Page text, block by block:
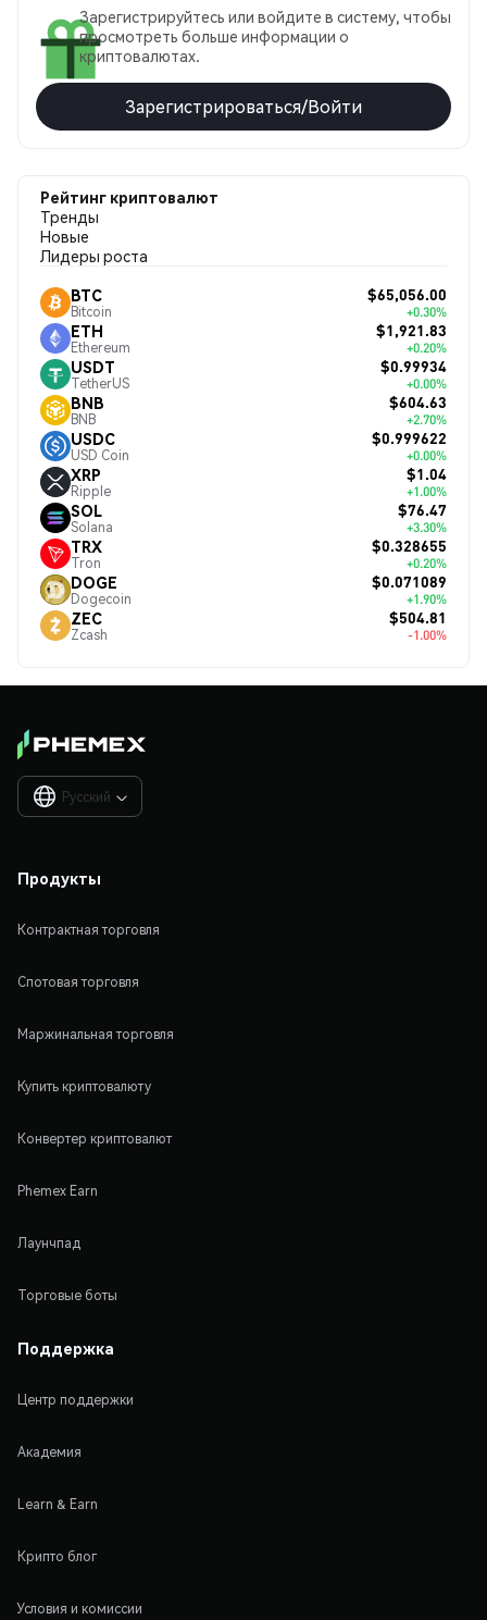
Зарегистрируйтесь или войдите в систему, чтобы
просмотреть больше информации о
криптовалютах.
Зарегистрироваться/Войти
Рейтинг криптовалют
Тренды
Новые
Лидеры роста
BTC
Bitcoin
$65,056.00
+0.30%
ETH
Ethereum
$1,921.83
+0.20%
USDT
TetherUS
$0.99934
+0.00%
BNB
BNB
$604.63
+2.70%
USDC
USD Coin
$0.999622
+0.00%
XRP
Ripple
$1.04
+1.00%
SOL
Solana
$76.47
+3.30%
TRX
Tron
$0.328655
+0.20%
DOGE
Dogecoin
$0.071089
+1.90%
ZEC
Zcash
$504.81
-1.00%
Русский 
Продукты
Контрактная торговля
Спотовая торговля
Маржинальная торговля
Купить криптовалюту
Конвертер криптовалют
Phemex Earn
Лаунчпад
Торговые боты
Поддержка
Центр поддержки
Академия
Learn & Earn
Крипто блог
Условия и комиссии